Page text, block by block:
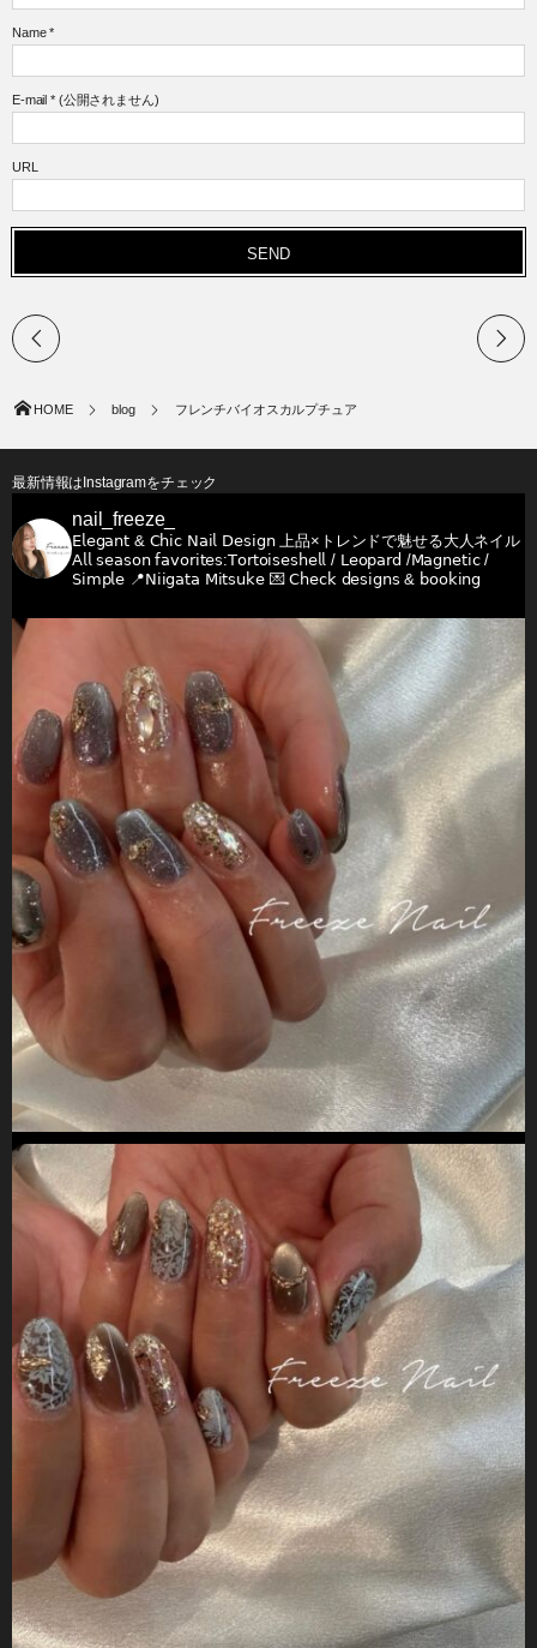
Name *
E-mail *(公開されません)
URL
HOME blog フレンチバイオスカルプチュア
最新情報はInstagramをチェック
nail_freeze_
𝖤𝗅𝖾𝗀𝖺𝗇𝗍 & 𝖢𝗁𝗂𝖼 𝖭𝖺𝗂𝗅 𝖣𝖾𝗌𝗂𝗀𝗇上品×トレンドで魅せる大人ネイル
𝖠𝗅𝗅 𝗌𝖾𝖺𝗌𝗈𝗇 𝖿𝖺𝗏𝗈𝗋𝗂𝗍𝖾𝗌:𝖳𝗈𝗋𝗍𝗈𝗂𝗌𝖾𝗌𝗁𝖾𝗅𝗅 / 𝖫𝖾𝗈𝗉𝖺𝗋𝖽 /𝖬𝖺𝗀𝗇𝖾𝗍𝗂𝖼 /
𝖲𝗂𝗆𝗉𝗅𝖾 📍𝖭𝗂𝗂𝗀𝖺𝗍𝖺 𝖬𝗂𝗍𝗌𝗎𝗄𝖾💌 𝖢𝗁𝖾𝖼𝗄 𝖽𝖾𝗌𝗂𝗀𝗇𝗌 & 𝖻𝗈𝗈𝗄𝗂𝗇𝗀